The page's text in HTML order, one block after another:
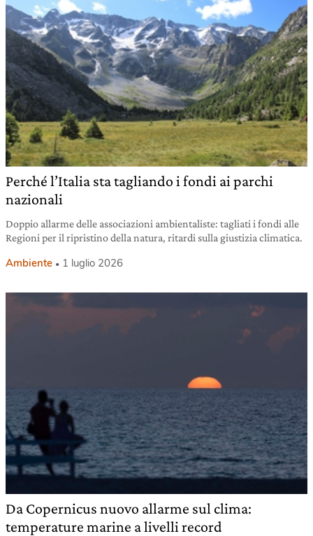
Perché l’Italia sta tagliando i fondi ai parchi
nazionali
Doppio allarme delle associazioni ambientaliste: tagliati i fondi alle
Regioni per il ripristino della natura, ritardi sulla giustizia climatica.
Ambiente 1 luglio 2026
Da Copernicus nuovo allarme sul clima:
temperature marine a livelli record